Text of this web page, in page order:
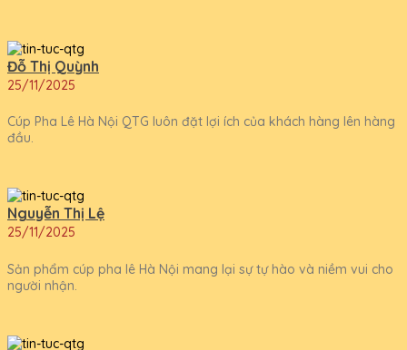
Đỗ Thị Quỳnh
25/11/2025
Cúp Pha Lê Hà Nội QTG luôn đặt lợi ích của khách hàng lên hàng
đầu.
Nguyễn Thị Lệ
25/11/2025
Sản phẩm cúp pha lê Hà Nội mang lại sự tự hào và niềm vui cho
người nhận.